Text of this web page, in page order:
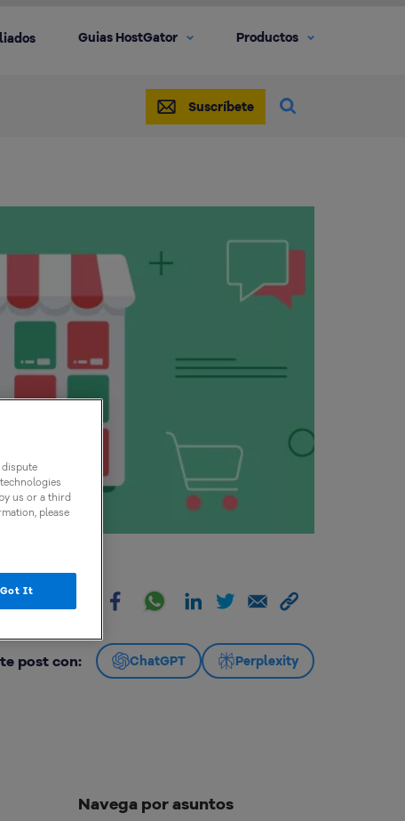
Guias HostGator Productos
Suscríbete
post con: ChatGPT Perplexity
Navega por asuntos
dispute
us or a third
please
Got It